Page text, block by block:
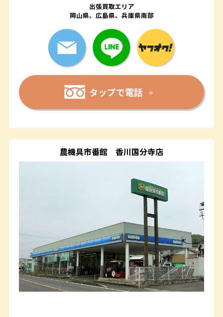
出張買取エリア
岡山県、広島県、兵庫県南部
タップで電話
農機具市番館 香川国分寺店